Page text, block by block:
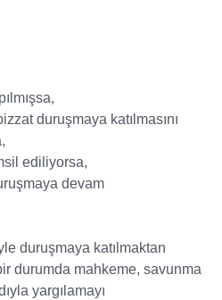
duruşmaya katılmasını
ediliyorsa,
devam
duruşmaya katılmaktan
durumda mahkeme, savunma
yargılamayı